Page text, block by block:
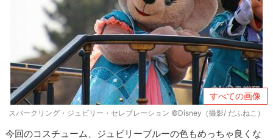
すべての画像
スパークリング・ジュビリー・セレブレーション ©Disney（撮影/ だふねこ）
今回のコスチューム、ジュビリーブルーの色もめっちゃ良くな